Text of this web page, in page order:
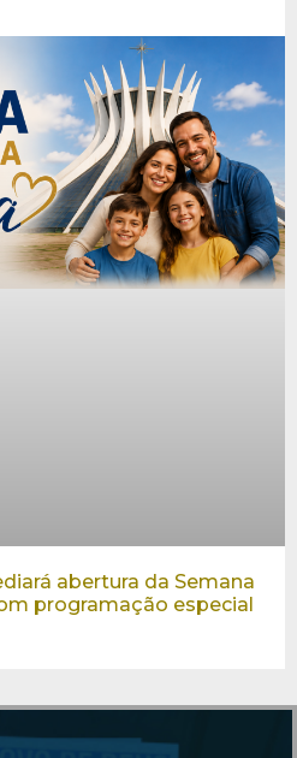
abertura da Semana
programação especial